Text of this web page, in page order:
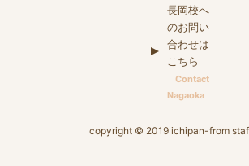
長岡校へ
のお問い
合わせは
こちら
Contact
Nagaoka
copyright © 2019 ichipan-from